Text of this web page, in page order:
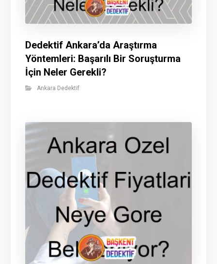
Dedektif Ankara’da Araştırma
Yöntemleri: Başarılı Bir Soruşturma
İçin Neler Gerekli?
Ankara Dedektif